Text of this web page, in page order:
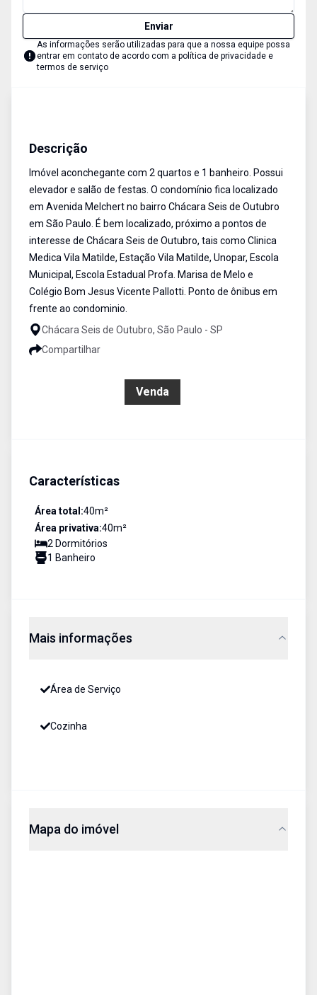
Enviar
As informações serão utilizadas para que a nossa equipe possa
entrar em contato de acordo com a política de privacidade e
termos de serviço
Descrição
Imóvel aconchegante com 2 quartos e 1 banheiro. Possui
elevador e salão de festas. O condomínio fica localizado
em Avenida Melchert no bairro Chácara Seis de Outubro
em São Paulo. É bem localizado, próximo a pontos de
interesse de Chácara Seis de Outubro, tais como Clinica
Medica Vila Matilde, Estação Vila Matilde, Unopar, Escola
Municipal, Escola Estadual Profa. Marisa de Melo e
Colégio Bom Jesus Vicente Pallotti. Ponto de ônibus em
frente ao condominio.
Chácara Seis de Outubro, São Paulo - SP
Compartilhar
Venda
Características
Área total:40m²
Área privativa:40m²
2 Dormitórios
1 Banheiro
Mais informações
Área de Serviço
Cozinha
Mapa do imóvel